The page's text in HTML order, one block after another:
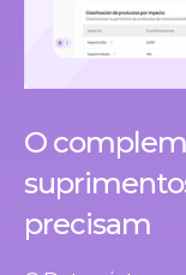
O
precisam